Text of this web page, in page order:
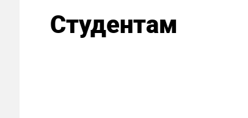
Студентам